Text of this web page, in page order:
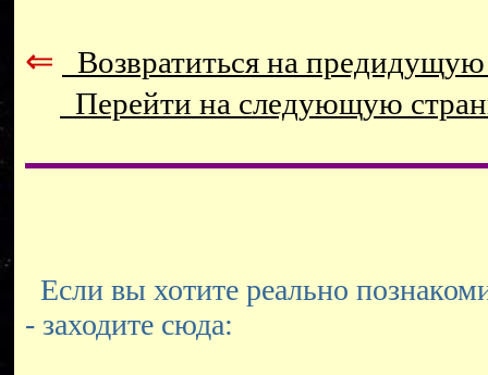
⇐
Возвратиться на
Перейти на следующую
Если вы хотите реально
- заходите сюда: